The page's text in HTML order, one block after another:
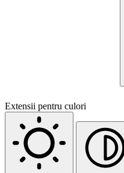
Extensii pentru culori